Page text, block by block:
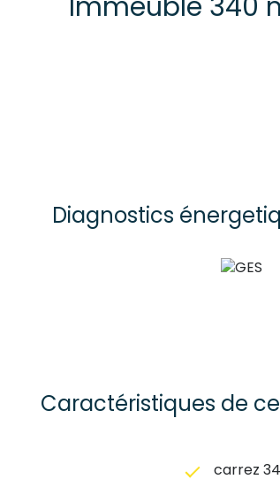
Diagnostics
Caractéristiques de
carrez